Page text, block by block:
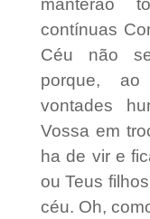
manterão
contínuas
Céu não
porque, ao
vontades
Vossa em
ha de vir e
ou Teus
céu. Oh,